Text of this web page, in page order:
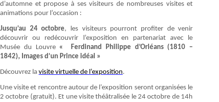
d’automne et propose à ses visiteurs de nombreuses visites et
animations pour l’occasion :
Jusqu’au 24 octobre, les visiteurs pourront profiter de venir
découvrir ou redécouvrir l’exposition en partenariat avec le
Musée du Louvre « Ferdinand Philippe d’Orléans (1810 –
1842), Images d’un Prince idéal »
Découvrez la visite virtuelle de l’exposition.
Une visite et rencontre autour de l’exposition seront organisées le
2 octobre (gratuit). Et une visite théâtralisée le 24 octobre de 14h